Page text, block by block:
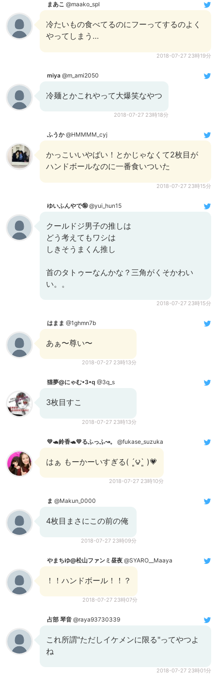
まあこ @maako_spl
冷たいもの食べてるのにフーってするのよく
やってしまう…
2018-07-27 23時19分
miya @m_ami2050
冷麺とかこれやって大爆笑なやつ
2018-07-27 23時18分
ふうか@HMMMM_cyj
かっこいいやばい！とかじゃなくて2枚目が
ハンドボールなのに一番食いついた
2018-07-27 23時15分
ゆいふんやで🤪@yui_hun15
クールドジ男子の推しは
どう考えてもワシは
しきそうまくん推し
首のタトゥーなんかな？三角がくそかわい
い。。
2018-07-27 23時15分
はまま @1ghmn7b
あぁ〜尊い〜
2018-07-27 23時13分
猫夢@にゃむ•3•q @3q_s
3枚目すこ
2018-07-27 23時13分
💛🐢鈴香🐢💛るふっふ↝。 @fukase_suzuka
はぁ もーかーいすぎる( ´͈౪`͈ )💗
2018-07-27 23時10分
ま @Makun_0000
4枚目まさにこの前の俺
2018-07-27 23時09分
やまちゆ@松山ファンミ昼夜 @SYARO__Maaya
！！ハンドボール！！？
2018-07-27 23時07分
占部 琴音 @raya93730339
これ所謂"ただしイケメンに限る"ってやつよ
ね
2018-07-27 23時01分